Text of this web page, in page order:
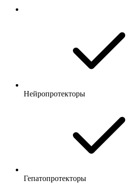
Нейропротекторы
Гепатопротекторы